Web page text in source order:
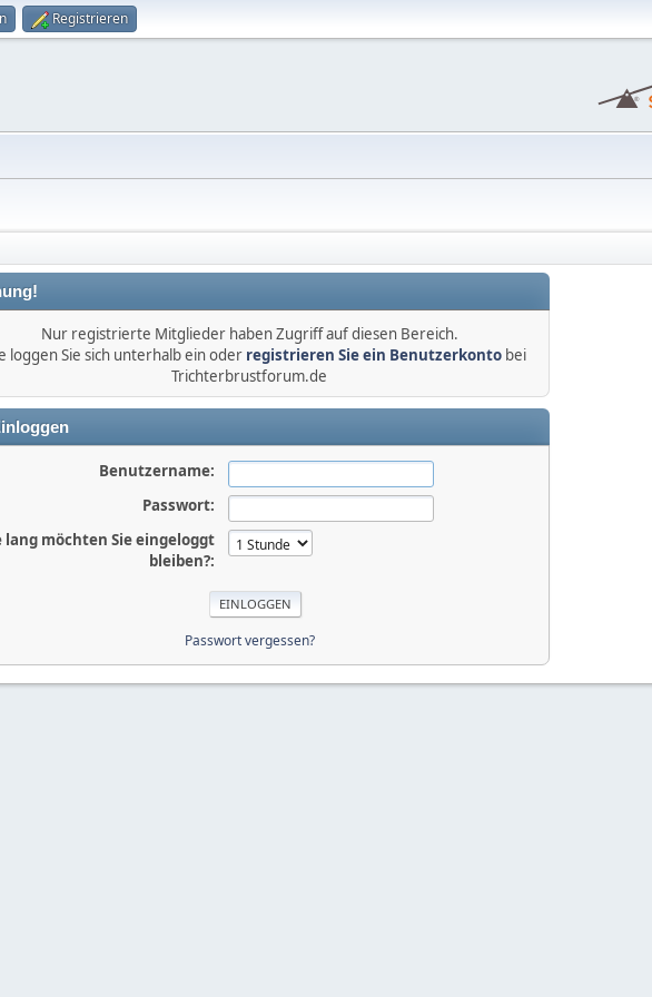
Registrieren
Nur registrierte Mitglieder haben Zugriff auf diesen Bereich.
loggen Sie sich unterhalb ein oder registrieren Sie ein Benutzerkontobei
Trichterbrustforum.de
Benutzername:
Passwort:
lang möchten Sie eingeloggt
bleiben?:
Passwort vergessen?